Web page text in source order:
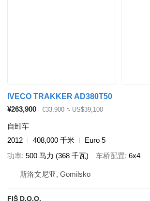
IVECO TRAKKER AD380T50
¥263,900
€33,900 ≈ US$39,100
自卸车
2012
408,000 千米
Euro 5
功率 500 马力 (368 千瓦) 车桥配置 6x4
斯洛文尼亚, Gomilsko
FIŠ D.O.O.